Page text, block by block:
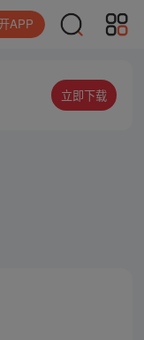
APP
立即下载